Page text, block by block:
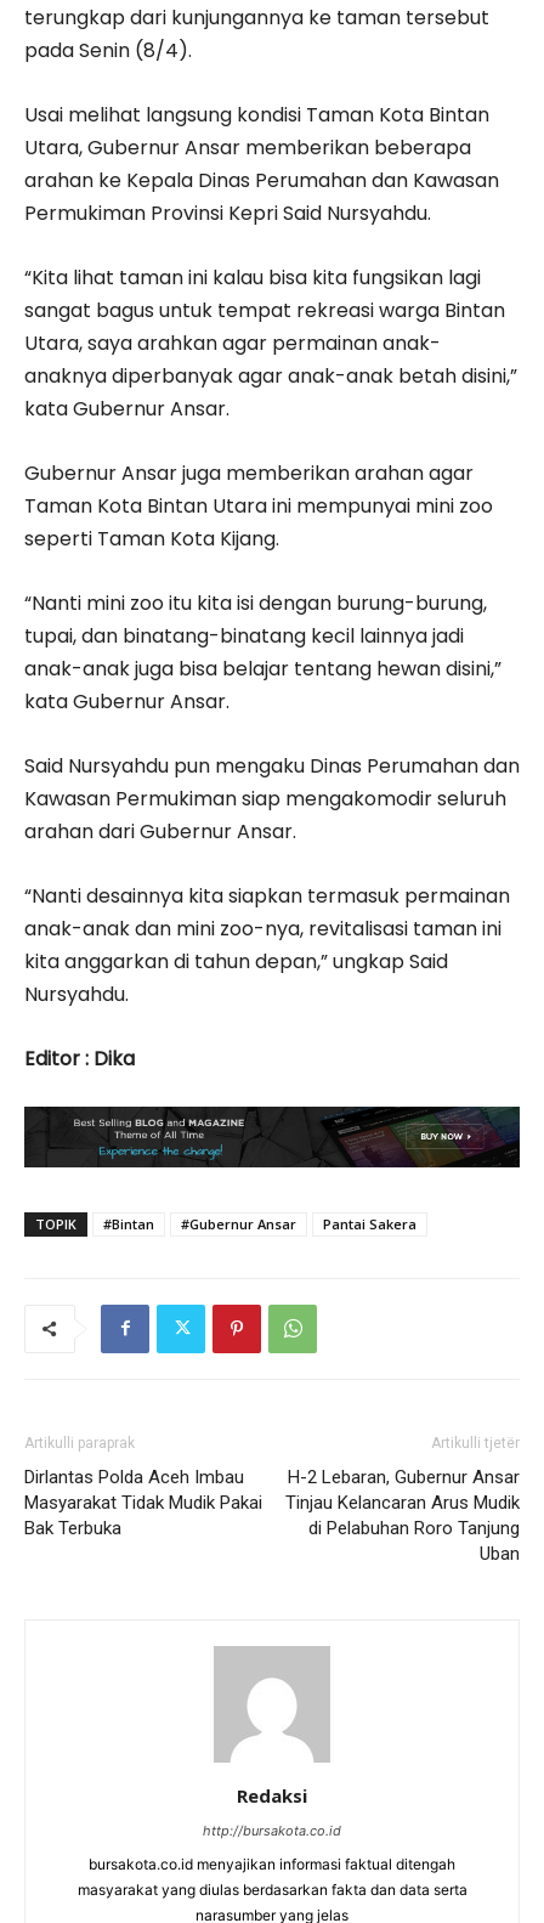
terungkap dari kunjungannya ke taman tersebut
pada Senin (8/4).
Usai melihat langsung kondisi Taman Kota Bintan
Utara, Gubernur Ansar memberikan beberapa
arahan ke Kepala Dinas Perumahan dan Kawasan
Permukiman Provinsi Kepri Said Nursyahdu.
“Kita lihat taman ini kalau bisa kita fungsikan lagi
sangat bagus untuk tempat rekreasi warga Bintan
Utara, saya arahkan agar permainan anak-
anaknya diperbanyak agar anak-anak betah disini,”
kata Gubernur Ansar.
Gubernur Ansar juga memberikan arahan agar
Taman Kota Bintan Utara ini mempunyai mini zoo
seperti Taman Kota Kijang.
“Nanti mini zoo itu kita isi dengan burung-burung,
tupai, dan binatang-binatang kecil lainnya jadi
anak-anak juga bisa belajar tentang hewan disini,”
kata Gubernur Ansar.
Said Nursyahdu pun mengaku Dinas Perumahan dan
Kawasan Permukiman siap mengakomodir seluruh
arahan dari Gubernur Ansar.
“Nanti desainnya kita siapkan termasuk permainan
anak-anak dan mini zoo-nya, revitalisasi taman ini
kita anggarkan di tahun depan,” ungkap Said
Nursyahdu.
Editor : Dika
TOPIK #Bintan #Gubernur Ansar Pantai Sakera
Artikulli paraprak
Dirlantas Polda Aceh Imbau
Masyarakat Tidak Mudik Pakai
Bak Terbuka
Artikulli tjetër
H-2 Lebaran, Gubernur Ansar
Tinjau Kelancaran Arus Mudik
di Pelabuhan Roro Tanjung
Uban
Redaksi
http://bursakota.co.id
bursakota.co.id menyajikan informasi faktual ditengah
masyarakat yang diulas berdasarkan fakta dan data serta
narasumber yang jelas